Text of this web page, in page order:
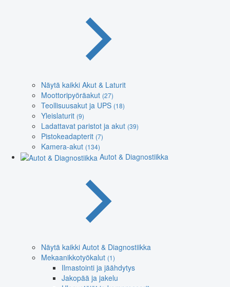
Näytä kaikki Akut & Laturit
Moottoripyöräakut (27)
Teollisuusakut ja UPS (18)
Yleislaturit (9)
Ladattavat paristot ja akut (39)
Pistokeadapterit (7)
Kamera-akut (134)
Autot & Diagnostiikka
Näytä kaikki Autot & Diagnostiikka
Mekaanikkotyökalut (1)
Ilmastointi ja jäähdytys
Jakopää ja jakelu